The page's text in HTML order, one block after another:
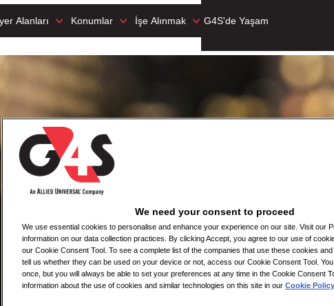
Alanları Konumlar İşe Alınmak G4S'de Yaşam
We need your consent to proceed
We use essential cookies to personalise and enhance your experience on our site. Visit our
information on our data collection practices. By clicking Accept, you agree to our use of
our Cookie Consent Tool. To see a complete list of the companies that use these cookies
tell us whether they can be used on your device or not, access our Cookie Consent Tool.
once, but you will always be able to set your preferences at any time in the Cookie Consent
information about the use of cookies and similar technologies on this site in our Cookie Policy